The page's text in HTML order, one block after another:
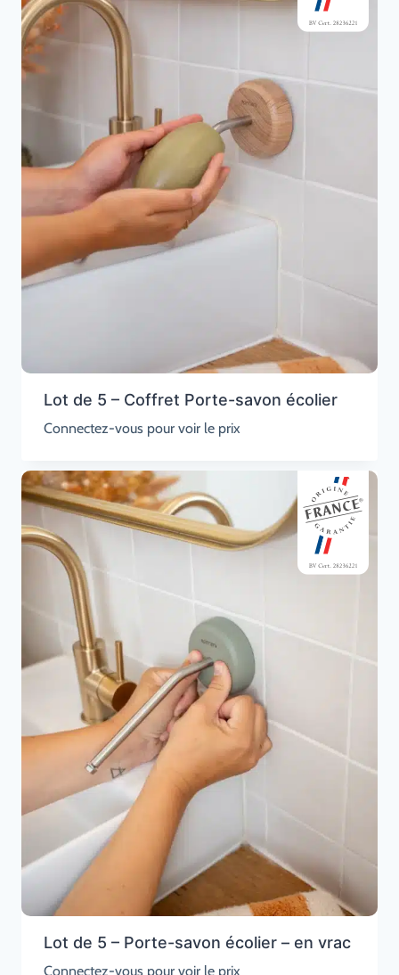
Lot de 5 – Coffret Porte-savon écolier
Connectez-vous pour voir le prix
Lot de 5 – Porte-savon écolier – en vrac
Connectez-vous pour voir le prix